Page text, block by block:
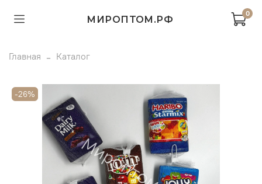
МИРОПТОМ.РФ
0
Главная Каталог
-26%